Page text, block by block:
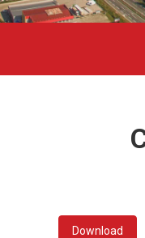
Download